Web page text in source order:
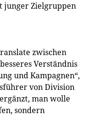
junger Zielgruppen
zwischen
Verständnis
und Kampagnen“,
von Division
man wolle
sondern